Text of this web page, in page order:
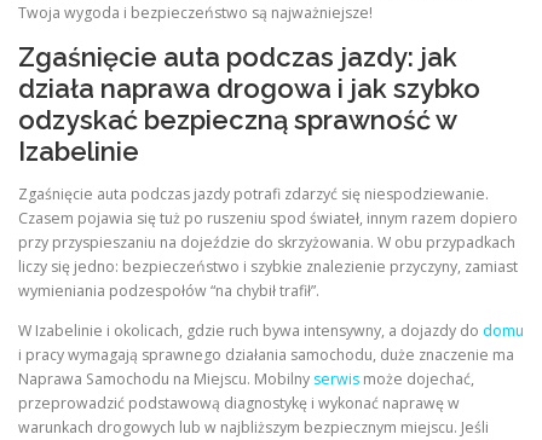
Twoja wygoda i bezpieczeństwo są najważniejsze!
Zgaśnięcie auta podczas jazdy: jak
działa naprawa drogowa i jak szybko
odzyskać bezpieczną sprawność w
Izabelinie
Zgaśnięcie auta podczas jazdy potrafi zdarzyć się niespodziewanie.
Czasem pojawia się tuż po ruszeniu spod świateł, innym razem dopiero
przy przyspieszaniu na dojeździe do skrzyżowania. W obu przypadkach
liczy się jedno: bezpieczeństwo i szybkie znalezienie przyczyny, zamiast
wymieniania podzespołów “na chybił trafił”.
W Izabelinie i okolicach, gdzie ruch bywa intensywny, a dojazdy do domu
i pracy wymagają sprawnego działania samochodu, duże znaczenie ma
Naprawa Samochodu na Miejscu. Mobilny serwis może dojechać,
przeprowadzić podstawową diagnostykę i wykonać naprawę w
warunkach drogowych lub w najbliższym bezpiecznym miejscu. Jeśli